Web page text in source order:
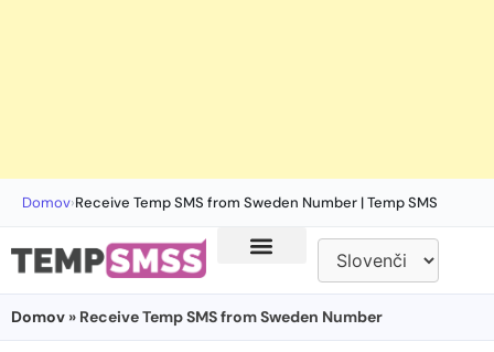
Domov›Receive Temp SMS from Sweden Number | Temp SMS
Domov » Receive Temp SMS from Sweden Number